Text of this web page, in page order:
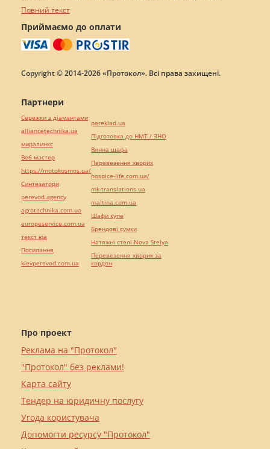
Повний текст
Приймаємо до оплати
Copyright © 2014-2026 «Протокол». Всі права захищені.
Про проект
Реклама на "Протокол"
"Протокол" без реклами!
Карта сайту
Тендер на юридичну послугу
Угода користувача
Допомогти ресурсу "Протокол"
Партнери
Сережки з діамантами
alliancetechnika.ua
миралинкс
Веб мастер
https://motokosmos.ua/
Синтезатори
perevod.agency
agrotechnika.com.ua
europeservice.com.ua
текст юа
Посилання
kievperevod.com.ua
pereklad.ua
Підготовка до НМТ / ЗНО
Винна шафа
Перевезення хворих
hospice-life.com.ua/
mk-translations.ua
maltina.com.ua
Шафи купе
Брендові сумки
Натяжні стелі Nova Stelya
Перевезення хворих за
кордон